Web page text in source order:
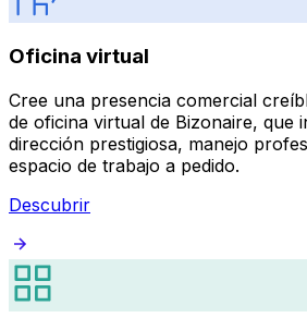
Oficina virtual
Cree una presencia comercial
de oficina virtual de Bizonaire, que
dirección prestigiosa, manejo
espacio de trabajo a pedido.
Descubrir